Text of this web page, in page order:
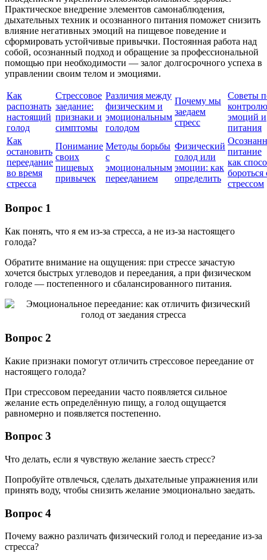
Практическое внедрение элементов самонаблюдения,
дыхательных техник и осознанного питания поможет снизить
влияние негативных эмоций на пищевое поведение и
сформировать устойчивые привычки. Постоянная работа над
собой, осознанный подход и обращение за профессиональной
помощью при необходимости — залог долгосрочного успеха в
управлении своим телом и эмоциями.
Как
распознать
настоящий
голод
Стрессовое
заедание:
признаки и
симптомы
Различия между
физическим и
эмоциональным
голодом
Почему мы
заедаем
стресс
Советы
контролю
эмоций и
питания
Как
остановить
переедание
во время
стресса
Понимание
своих
пищевых
привычек
Методы борьбы
с
эмоциональным
перееданием
Физический
голод или
эмоции: как
определить
питание
как
бороться
стрессом
Вопрос 1
Как понять, что я ем из-за стресса, а не из-за настоящего
голода?
Обратите внимание на ощущения: при стрессе зачастую
хочется быстрых углеводов и переедания, а при физическом
голоде — постепенного и сбалансированного питания.
Вопрос 2
Какие признаки помогут отличить стрессовое переедание от
настоящего голода?
При стрессовом переедании часто появляется сильное
желание есть определённую пищу, а голод ощущается
равномерно и появляется постепенно.
Вопрос 3
Что делать, если я чувствую желание заесть стресс?
Попробуйте отвлечься, сделать дыхательные упражнения или
принять воду, чтобы снизить желание эмоционально заедать.
Вопрос 4
Почему важно различать физический голод и переедание из-за
стресса?